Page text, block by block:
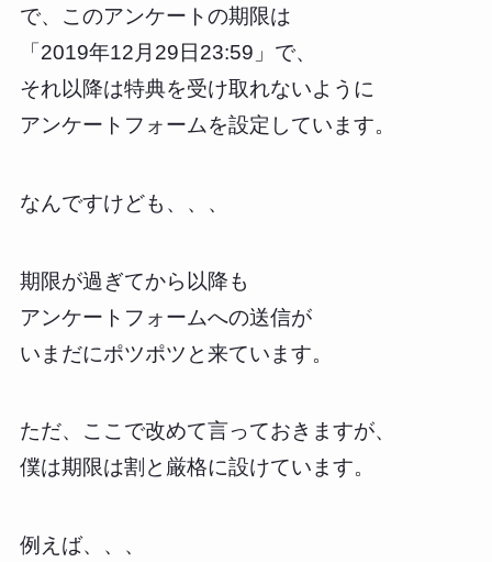
で、このアンケートの期限は
「2019年12月29日23:59」で、
それ以降は特典を受け取れないように
アンケートフォームを設定しています。
なんですけども、、、
期限が過ぎてから以降も
アンケートフォームへの送信が
いまだにポツポツと来ています。
ただ、ここで改めて言っておきますが、
僕は期限は割と厳格に設けています。
例えば、、、